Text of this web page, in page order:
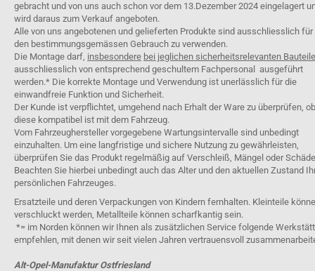
gebracht und von uns auch schon vor dem 13.Dezember 2024 eingelagert
wird daraus zum Verkauf angeboten.
Alle von uns angebotenen und gelieferten Produkte sind ausschliesslich für
den bestimmungsgemässen Gebrauch zu verwenden.
Die Montage darf, insbesondere bei jeglichen sicherheitsrelevanten
ausschliesslich von entsprechend geschultem Fachpersonal ausgeführt
werden.* Die korrekte Montage und Verwendung ist unerlässlich für die
einwandfreie Funktion und Sicherheit.
Der Kunde ist verpflichtet, umgehend nach Erhalt der Ware zu überprüfen, ob
diese kompatibel ist mit dem Fahrzeug.
Vom Fahrzeughersteller vorgegebene Wartungsintervalle sind unbedingt
einzuhalten. Um eine langfristige und sichere Nutzung zu gewährleisten,
überprüfen Sie das Produkt regelmäßig auf Verschleiß, Mängel oder
Beachten Sie hierbei unbedingt auch das Alter und den aktuellen Zustand
persönlichen Fahrzeuges.
Ersatzteile und deren Verpackungen von Kindern fernhalten. Kleinteile
verschluckt werden, Metallteile können scharfkantig sein.
*= im Norden können wir Ihnen als zusätzlichen Service folgende
empfehlen, mit denen wir seit vielen Jahren vertrauensvoll
Alt-Opel-Manufaktur Ostfriesland